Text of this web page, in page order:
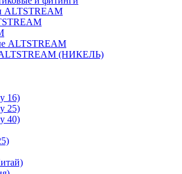
ALTSTREAM
ALTSTREAM
(НИКЕЛЬ)
16)
25)
40)